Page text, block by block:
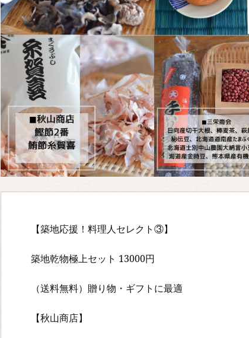
【築地応援！料理人セレクト③】
築地乾物極上セット 13000円
（送料無料）贈り物・ギフトに最適
【秋山商店】